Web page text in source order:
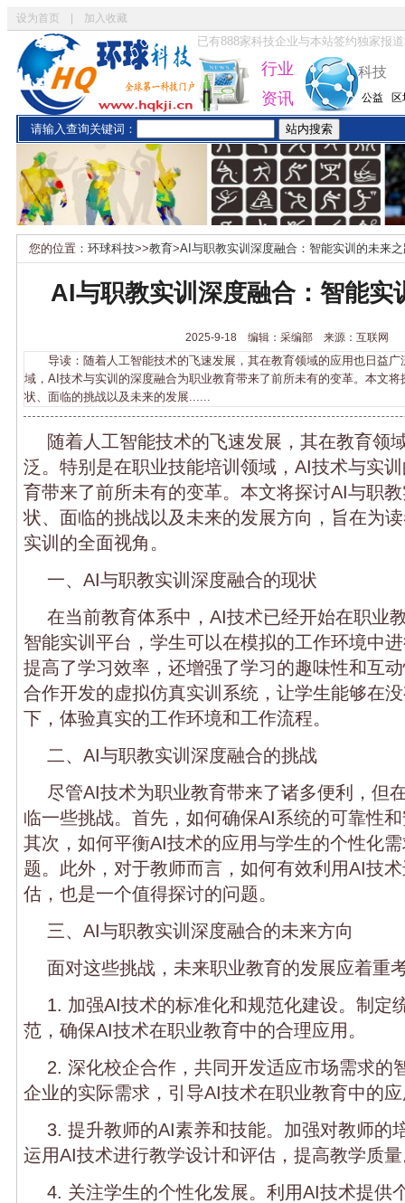
设为首页 加入收藏
已有888家科技企业与本站签约独家报
行业
资讯
科技
公益
请输入查询关键词：
您的位置： 环球科技>>教育>AI与职教实训深度融合：智能实训的未来
AI与职教实训深度融合：智能实
2025-9-18 编辑：采编部 来源：互联网
导读：随着人工智能技术的飞速发展，其在教育领域的应用也日益广
域，AI技术与实训的深度融合为职业教育带来了前所未有的变革。本文
状、面临的挑战以及未来的发展......
随着人工智能技术的飞速发展，其在教育领
泛。特别是在职业技能培训领域，AI技术与实
育带来了前所未有的变革。本文将探讨AI与职
状、面临的挑战以及未来的发展方向，旨在为
实训的全面视角。
一、AI与职教实训深度融合的现状
在当前教育体系中，AI技术已经开始在职业
智能实训平台，学生可以在模拟的工作环境中
提高了学习效率，还增强了学习的趣味性和互
合作开发的虚拟仿真实训系统，让学生能够在
下，体验真实的工作环境和工作流程。
二、AI与职教实训深度融合的挑战
尽管AI技术为职业教育带来了诸多便利，但
临一些挑战。首先，如何确保AI系统的可靠性
其次，如何平衡AI技术的应用与学生的个性化
题。此外，对于教师而言，如何有效利用AI技
估，也是一个值得探讨的问题。
三、AI与职教实训深度融合的未来方向
面对这些挑战，未来职业教育的发展应着重
1. 加强AI技术的标准化和规范化建设。制定
范，确保AI技术在职业教育中的合理应用。
2. 深化校企合作，共同开发适应市场需求的
企业的实际需求，引导AI技术在职业教育中的
3. 提升教师的AI素养和技能。加强对教师的
运用AI技术进行教学设计和评估，提高教学质
4. 关注学生的个性化发展。利用AI技术提供